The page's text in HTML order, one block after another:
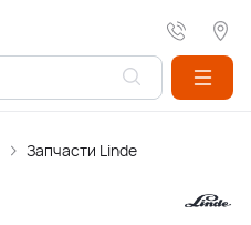
Запчасти Linde